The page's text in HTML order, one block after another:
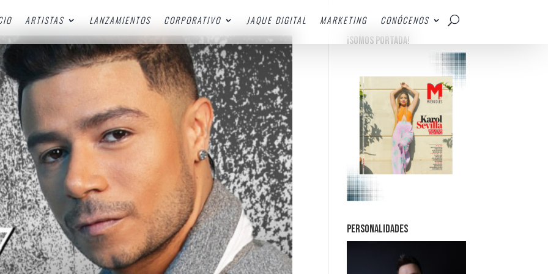
ARTISTAS LANZAMIENTOS CORPORATIVO JAQUE DIGITAL MARKETING
CONÓCENOS
¡SOMOS PORTADA!
PERSONALIDADES